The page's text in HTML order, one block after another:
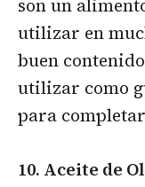
son un
utilizar en
buen
utilizar como
para
10. Aceite de